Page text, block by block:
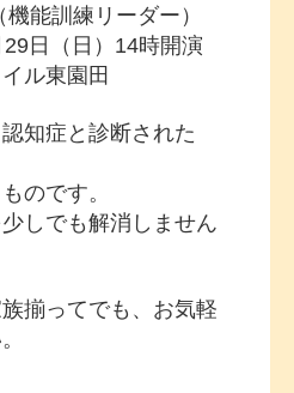
能訓練リーダー）
日（日）14時開演
ル東園田
知症と診断された
のです。
しでも解消しません
揃ってでも、お気軽